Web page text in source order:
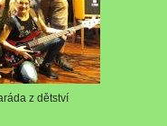
z dětství